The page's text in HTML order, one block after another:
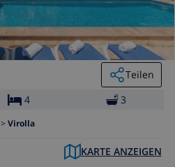
Teilen
4 3
> Virolla
KARTE ANZEIGEN